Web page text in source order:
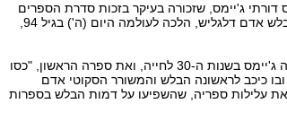
ג'יימס, שזכורה בעיקר בזכות סדרת הספרים
הבלשית שכתבה על דמות הבלש אדם דלגליש, הלכה לעולמה היום (ה') בגיל 94,
את כתיבתה הספרותית החלה ג'יימס בשנות ה-30 לחייה, ואת ספרה הראשון, "כסו
פניה", פרסמה ב-1962 - ובו כיכב לראשונה הבלש והמשורר הסקוטי אדם
עלילות ספריה, שהשפיעו על דמות הבלש בספרות